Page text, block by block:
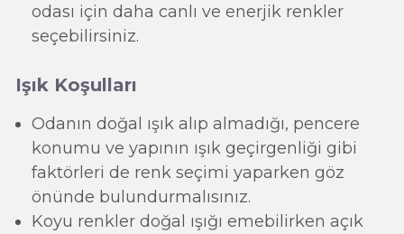
odası için daha canlı ve enerjik renkler
seçebilirsiniz.
Işık Koşulları
Odanın doğal ışık alıp almadığı, pencere
konumu ve yapının ışık geçirgenliği gibi
faktörleri de renk seçimi yaparken göz
önünde bulundurmalısınız.
Koyu renkler doğal ışığı emebilirken açık